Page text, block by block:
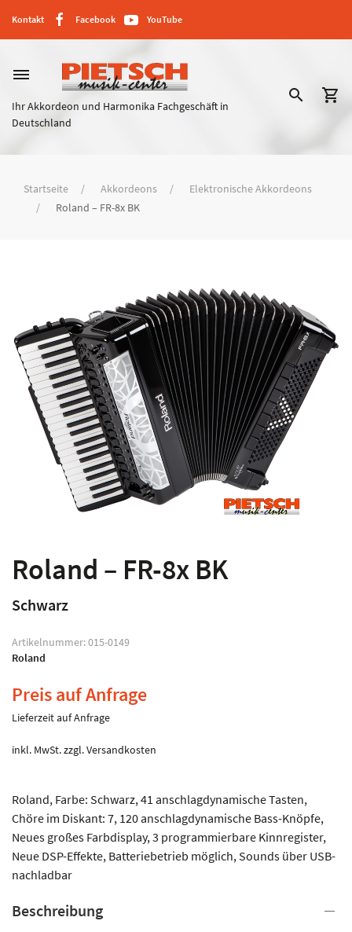
Kontakt Facebook YouTube
dehaze
Ihr Akkordeon und Harmonika Fachgeschäft in
Deutschland
search shopping_cart
Startseite Akkordeons
Elektronische Akkordeons
Roland – FR-8x BK
Roland – FR-8x BK
Schwarz
Artikelnummer:015-0149
Roland
Preis auf Anfrage
Lieferzeit auf Anfrage
inkl. MwSt.zzgl.Versandkosten
Roland, Farbe: Schwarz, 41 anschlagdynamische Tasten,
Chöre im Diskant: 7, 120 anschlagdynamische Bass-Knöpfe,
Neues großes Farbdisplay, 3 programmierbare Kinnregister,
Neue DSP-Effekte, Batteriebetrieb möglich, Sounds über USB-
nachladbar
Beschreibung